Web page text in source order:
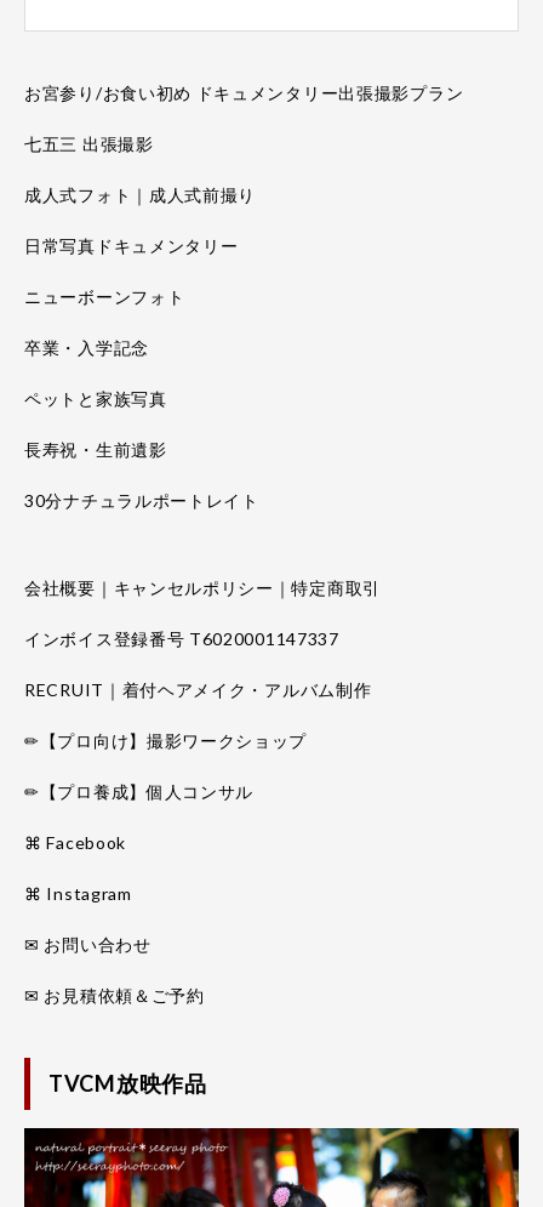
お宮参り/お食い初め ドキュメンタリー出張撮影プラン
七五三 出張撮影
成人式フォト｜成人式前撮り
日常写真ドキュメンタリー
ニューボーンフォト
卒業・入学記念
ペットと家族写真
長寿祝・生前遺影
30分ナチュラルポートレイト
会社概要｜キャンセルポリシー｜特定商取引
インボイス登録番号 T6020001147337
RECRUIT｜着付ヘアメイク・アルバム制作
✏【プロ向け】撮影ワークショップ
✏【プロ養成】個人コンサル
⌘ Facebook
⌘ Instagram
✉ お問い合わせ
✉ お見積依頼＆ご予約
TVCM放映作品